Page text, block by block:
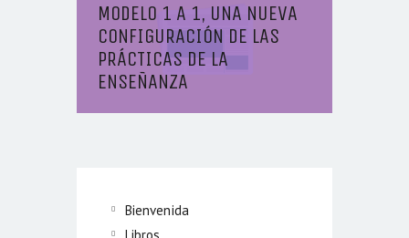
MODELO 1 A 1, UNA NUEVA
CONFIGURACIÓN DE LAS
PRÁCTICAS DE LA
ENSEÑANZA
Bienvenida